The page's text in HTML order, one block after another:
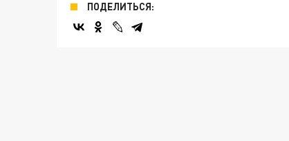
ПОДЕЛИТЬСЯ: